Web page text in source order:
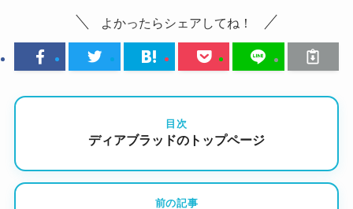
よかったらシェアしてね！
目次
ディアブラッドのトップページ
前の記事